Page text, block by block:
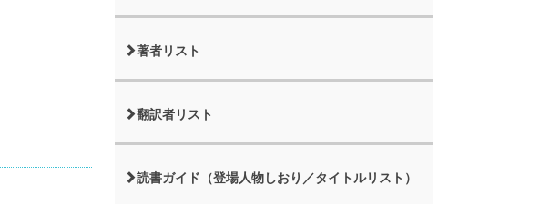
著者リスト
翻訳者リスト
読書ガイド（登場人物しおり／タイトルリスト）